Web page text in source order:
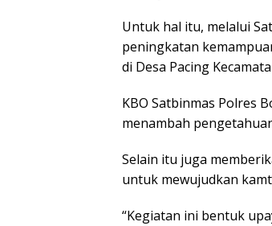
Untuk hal itu, melalui
peningkatan
di Desa Pacing
KBO Satbinmas Polres
menambah
Selain itu juga
untuk mewujudkan
“Kegiatan ini bentuk